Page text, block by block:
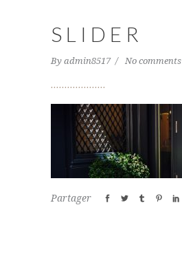
SLIDER
By admin8517 No comments
Partager